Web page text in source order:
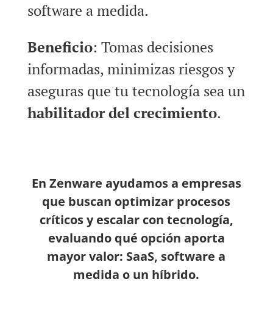
software a medida.
Beneficio: Tomas decisiones
informadas, minimizas riesgos y
aseguras que tu tecnología sea un
habilitador del crecimiento.
En Zenware ayudamos a empresas
que buscan optimizar procesos
críticos y escalar con tecnología,
evaluando qué opción aporta
mayor valor: SaaS, software a
medida o un híbrido.